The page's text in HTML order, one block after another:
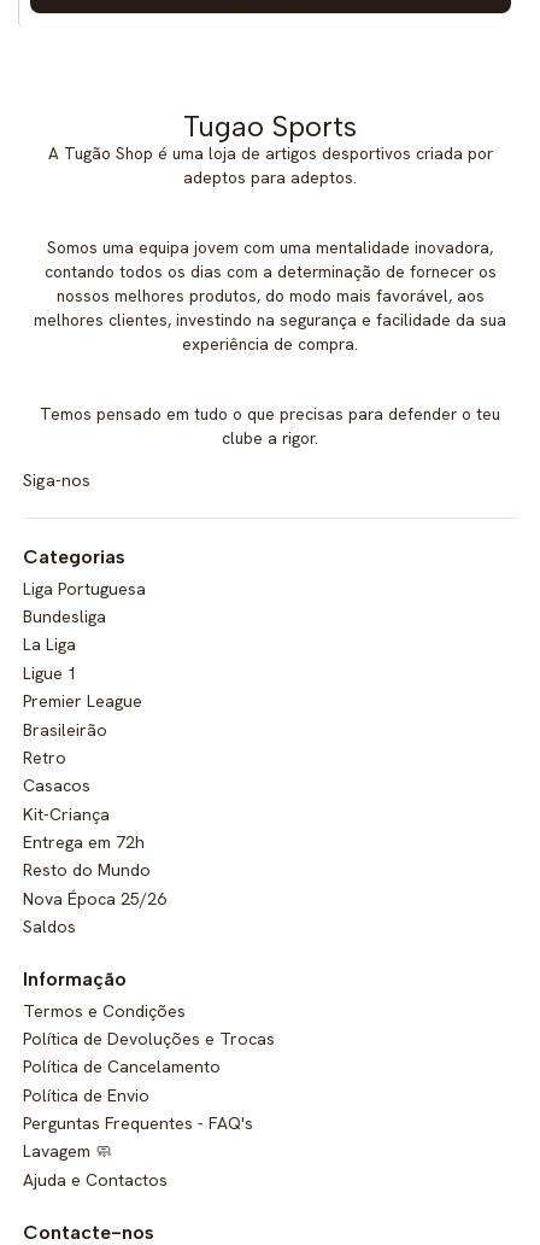
Tugao Sports
A Tugão Shop é uma loja de artigos desportivos criada por
adeptos para adeptos.
Somos uma equipa jovem com uma mentalidade inovadora,
contando todos os dias com a determinação de fornecer os
nossos melhores produtos, do modo mais favorável, aos
melhores clientes, investindo na segurança e facilidade da sua
experiência de compra.
Temos pensado em tudo o que precisas para defender o teu
clube a rigor.
Siga-nos
Categorias
Liga Portuguesa
Bundesliga
La Liga
Ligue 1
Premier League
Brasileirão
Retro
Casacos
Kit-Criança
Entrega em 72h
Resto do Mundo
Nova Época 25/26
Saldos
Informação
Termos e Condições
Política de Devoluções e Trocas
Política de Cancelamento
Política de Envio
Perguntas Frequentes - FAQ's
Lavagem 🧼
Ajuda e Contactos
Contacte-nos